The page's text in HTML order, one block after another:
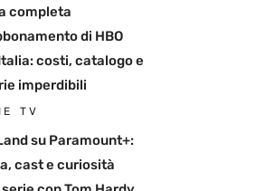
completa
di HBO
costi, catalogo e
imperdibili
TV
su Paramount+:
cast e curiosità